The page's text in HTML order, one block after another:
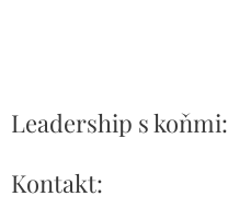
Leadership s koňmi:
Kontakt: